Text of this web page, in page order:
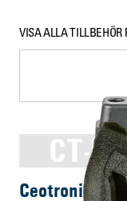
VISA ALLA TILLBEHÖR
CT-
Ceotronics